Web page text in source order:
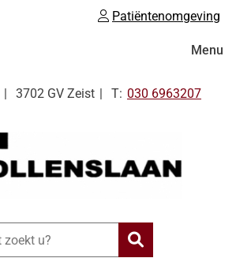
Patiëntenomgeving
3702 GV Zeist Tel:
030 6963207
Zoeken
Menu